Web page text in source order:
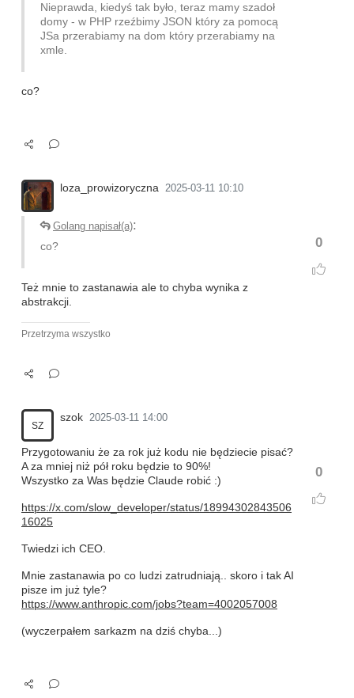
Nieprawda, kiedyś tak było, teraz mamy szadoł
domy - w PHP rzeźbimy JSON który za pomocą
JSa przerabiamy na dom który przerabiamy na
xmle.
co?
loza_prowizoryczna 2025-03-11 10:10
0
Golang napisał(a):
co?
Też mnie to zastanawia ale to chyba wynika z
abstrakcji.
Przetrzyma wszystko
SZ
szok 2025-03-11 14:00
0
Przygotowaniu że za rok już kodu nie będziecie pisać?
A za mniej niż pół roku będzie to 90%!
Wszystko za Was będzie Claude robić :)
https://x.com/slow_developer/status/18994302843506
16025
Twiedzi ich CEO.
Mnie zastanawia po co ludzi zatrudniają.. skoro i tak AI
pisze im już tyle?
https://www.anthropic.com/jobs?team=4002057008
(wyczerpałem sarkazm na dziś chyba...)